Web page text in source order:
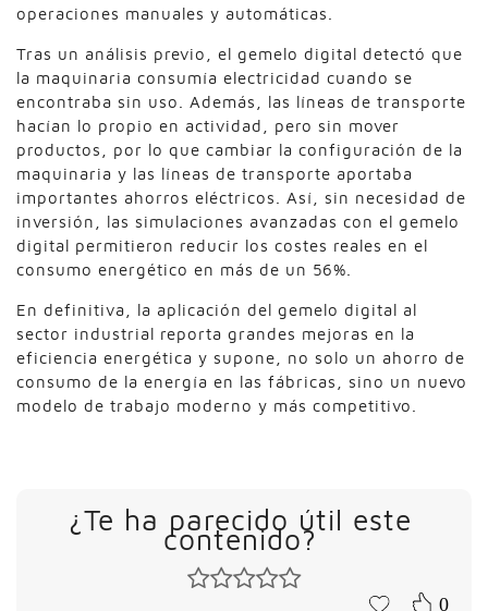
operaciones manuales y automáticas.
Tras un análisis previo, el gemelo digital detectó que
la maquinaria consumía electricidad cuando se
encontraba sin uso. Además, las líneas de transporte
hacían lo propio en actividad, pero sin mover
productos, por lo que cambiar la configuración de la
maquinaria y las líneas de transporte aportaba
importantes ahorros eléctricos. Así, sin necesidad de
inversión, las simulaciones avanzadas con el gemelo
digital permitieron reducir los costes reales en el
consumo energético en más de un 56%.
En definitiva, la aplicación del gemelo digital al
sector industrial reporta grandes mejoras en la
eficiencia energética y supone, no solo un ahorro de
consumo de la energía en las fábricas, sino un nuevo
modelo de trabajo moderno y más competitivo.
¿Te ha parecido útil este
contenido?
0